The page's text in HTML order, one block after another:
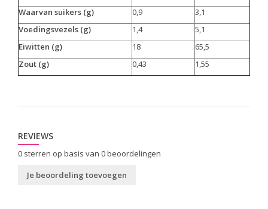
Waarvan suikers (g)
0,9
3,1
Voedingsvezels (g)
1,4
5,1
Eiwitten (g)
18
65,5
Zout (g)
0,43 1,55
REVIEWS
0 sterren op basis van 0beoordelingen
Je beoordeling toevoegen